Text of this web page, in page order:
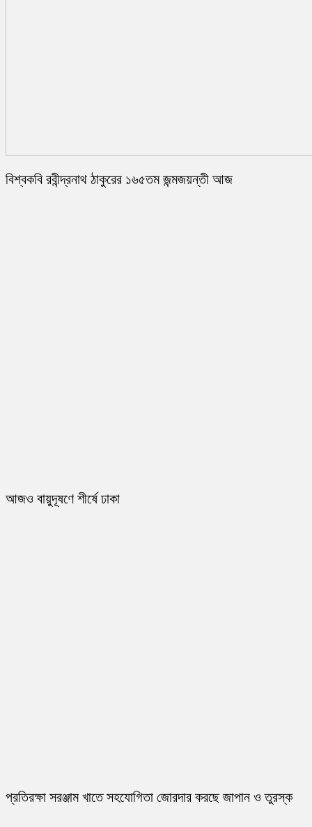
বিশ্বকবি রবীন্দ্রনাথ ঠাকুরের ১৬৫তম জন্মজয়ন্তী আজ
আজও বায়ুদূষণে শীর্ষে ঢাকা
প্রতিরক্ষা সরঞ্জাম খাতে সহযোগিতা জোরদার করছে জাপান ও তুরস্ক